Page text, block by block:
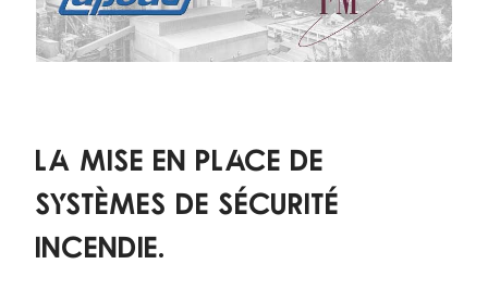
La mise en place de
systèmes de sécurité
incendie.